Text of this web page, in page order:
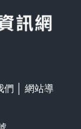
們
網站導